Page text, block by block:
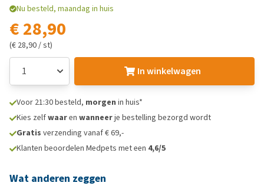
Nu besteld, maandag in huis
€ 28,90
(€ 28,90 / st)
In winkelwagen
Voor 21:30 besteld, morgen in huis*
Kies zelfwaaren wanneerje bestelling bezorgd wordt
Gratis verzending vanaf € 69,-
Klanten beoordelen Medpets met een 4,6/5
Wat anderen zeggen